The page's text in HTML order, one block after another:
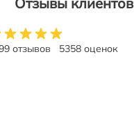
отзывов 5358 оценок